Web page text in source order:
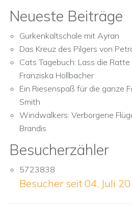
Neueste Beiträge
Gurkenkaltschale mit Ayran
Das Kreuz des Pilgers von
Cats Tagebuch: Lass die
Franziska Höllbacher
Ein Riesenspaß für die ganze
Smith
Windwalkers: Verborgene
Brandis
Besucherzähler
5723838
Besucher seit 04. Juli